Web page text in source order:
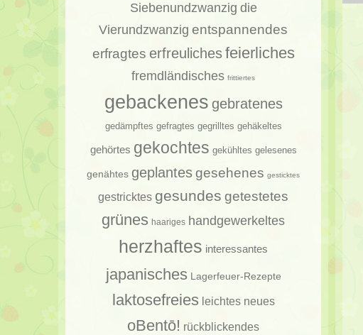
Siebenundzwanzig die
Vierundzwanzig entspannendes
erfragtes erfreuliches feierliches
fremdländisches frittiertes
gebackenes gebratenes
gedämpftes gefragtes gegrilltes gehäkeltes
gehörtes gekochtes gekühltes gelesenes
genähtes geplantesgesehenes gesticktes
gestricktes gesundes getestetes
grünes haariges handgewerkeltes
herzhaftes interessantes
japanisches Lagerfeuer-Rezepte
laktosefreies leichtes neues
oBentō! rückblickendes